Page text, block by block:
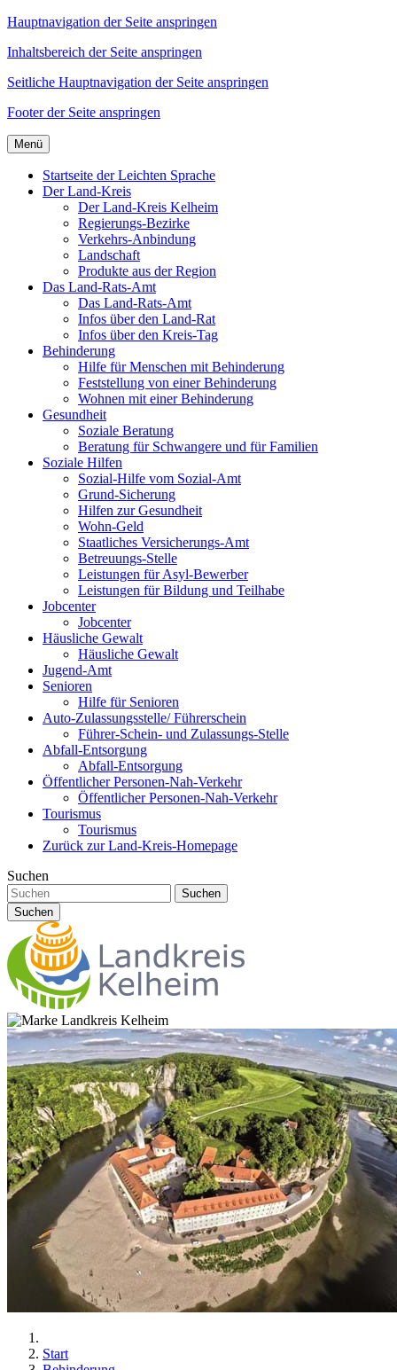
Hauptnavigation der Seite anspringen
Inhaltsbereich der Seite anspringen
Seitliche Hauptnavigation der Seite anspringen
Footer der Seite anspringen
Menü
Startseite der Leichten Sprache
Der Land-Kreis
Der Land-Kreis Kelheim
Regierungs-Bezirke
Verkehrs-Anbindung
Landschaft
Produkte aus der Region
Das Land-Rats-Amt
Das Land-Rats-Amt
Infos über den Land-Rat
Infos über den Kreis-Tag
Behinderung
Hilfe für Menschen mit Behinderung
Feststellung von einer Behinderung
Wohnen mit einer Behinderung
Gesundheit
Soziale Beratung
Beratung für Schwangere und für Familien
Soziale Hilfen
Sozial-Hilfe vom Sozial-Amt
Grund-Sicherung
Hilfen zur Gesundheit
Wohn-Geld
Staatliches Versicherungs-Amt
Betreuungs-Stelle
Leistungen für Asyl-Bewerber
Leistungen für Bildung und Teilhabe
Jobcenter
Jobcenter
Häusliche Gewalt
Häusliche Gewalt
Jugend-Amt
Senioren
Hilfe für Senioren
Auto-Zulassungsstelle/ Führerschein
Führer-Schein- und Zulassungs-Stelle
Abfall-Entsorgung
Abfall-Entsorgung
Öffentlicher Personen-Nah-Verkehr
Öffentlicher Personen-Nah-Verkehr
Tourismus
Tourismus
Zurück zur Land-Kreis-Homepage
Suchen
Suchen
Suchen
Start